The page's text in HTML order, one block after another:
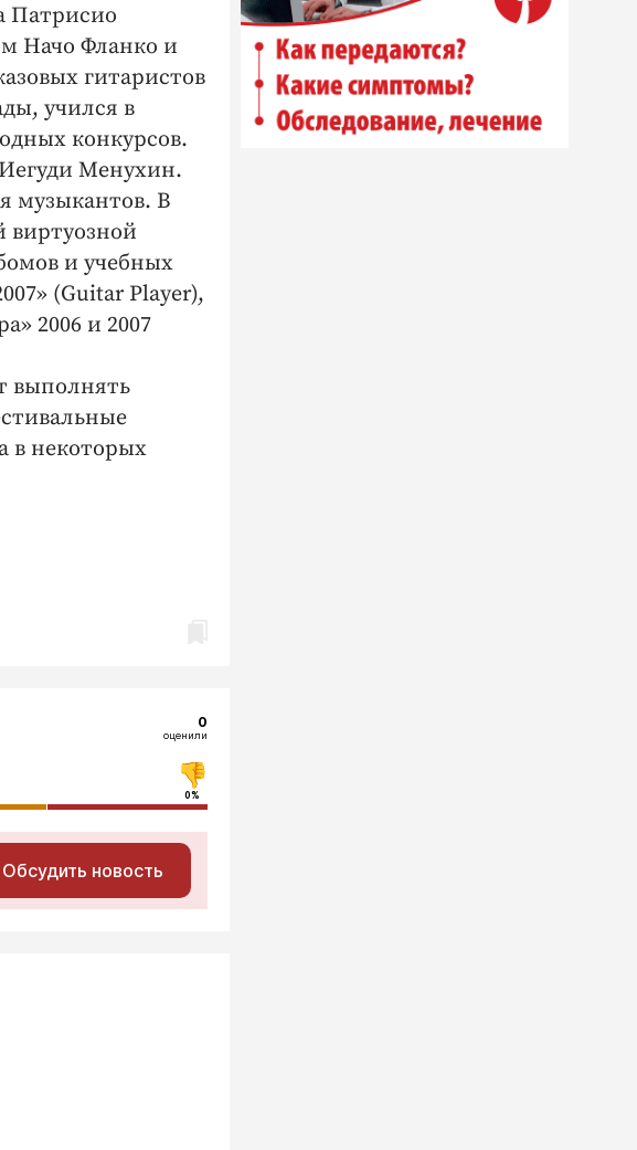
Патрисио
Начо Фланко и
гитаристов
учился в
конкурсов.
Менухин.
музыкантов. В
виртуозной
и учебных
(Guitar Player),
2006 и 2007
выполнять
в некоторых
0
оценили
0%
Обсудить новость